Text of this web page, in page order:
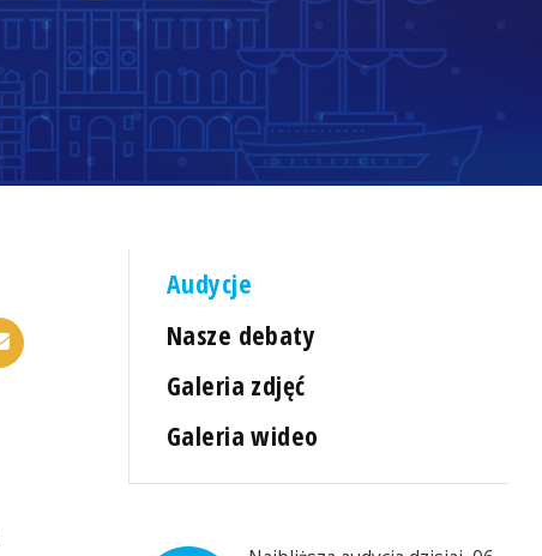
Audycje
Nasze debaty
Galeria zdjęć
Galeria wideo